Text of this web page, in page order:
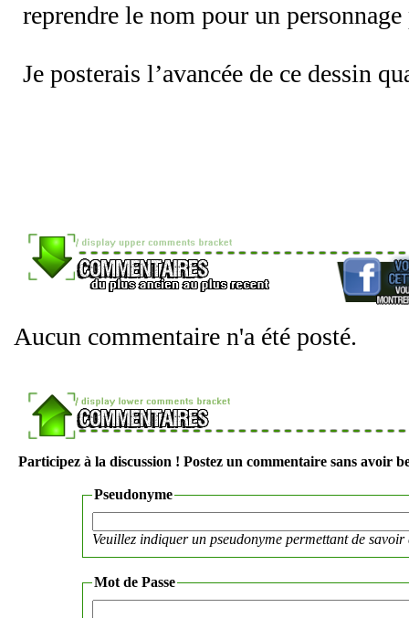
reprendre le nom pour un
Je posterais l’avancée de ce dessin
Aucun commentaire n'a été posté.
Participez à la discussion ! Postez un commentaire sans avoir
Pseudonyme
Veuillez indiquer un pseudonyme permettant de savoir
Mot de Passe